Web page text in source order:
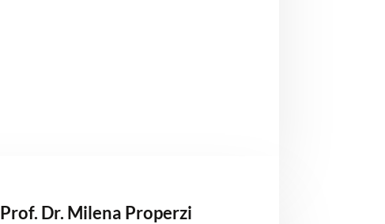
Prof. Dr. Milena Properzi